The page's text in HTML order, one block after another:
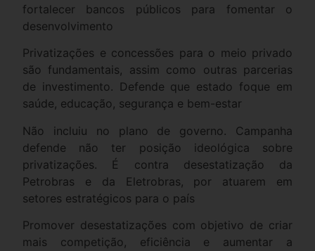
fortalecer bancos públicos para fomentar o
desenvolvimento
Privatizações e concessões para o meio privado
são fundamentais, assim como outras parcerias
de investimento. Defende que estado foque em
saúde, educação, segurança e bem-estar
Não incluiu no plano de governo. Campanha
defende não ter posição ideológica sobre
privatizações. É contra desestatização da
Petrobras e da Eletrobras, por atuarem em
setores estratégicos para o país
Promover desestatizações com objetivo de criar
mais competição, eficiência e aumentar a